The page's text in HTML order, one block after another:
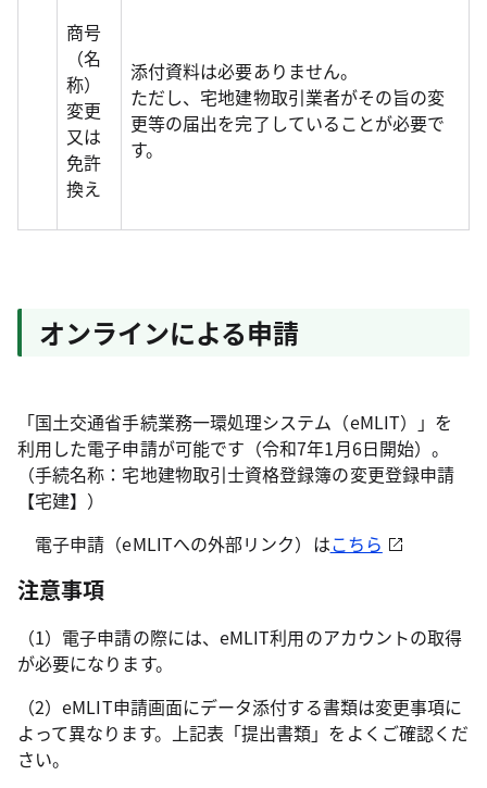
商号
（名
称）
変更
又は
免許
換え
添付資料は必要ありません。
ただし、宅地建物取引業者がその旨の変
更等の届出を完了していることが必要で
す。
オンラインによる申請
「国土交通省手続業務一環処理システム（eMLIT）」を
利用した電子申請が可能です（令和7年1月6日開始）。
（手続名称：宅地建物取引士資格登録簿の変更登録申請
【宅建】）
電子申請（eMLITへの外部リンク）はこちら
注意事項
（1）電子申請の際には、eMLIT利用のアカウントの取得
が必要になります。
（2）eMLIT申請画面にデータ添付する書類は変更事項に
よって異なります。上記表「提出書類」をよくご確認くだ
さい。